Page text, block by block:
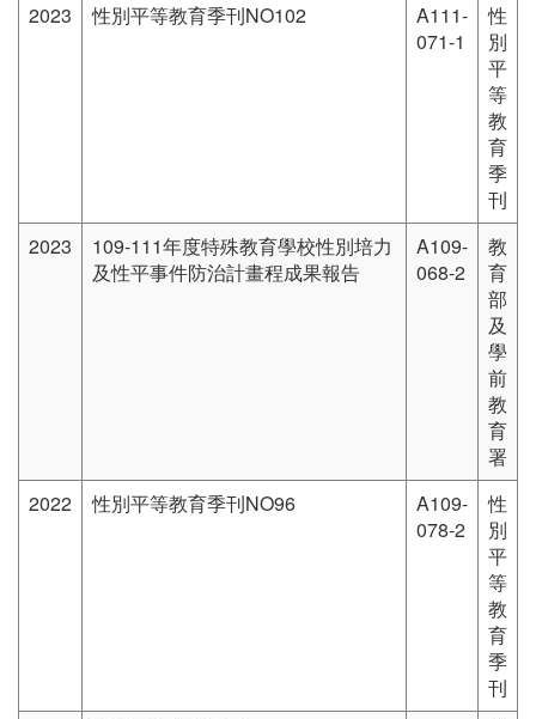
2023
性別平等教育季刊NO102
A111-
071-1
性
別
平
等
教
育
季
刊
2023
109-111年度特殊教育學校性別培力
及性平事件防治計畫程成果報告
A109-
068-2
教
育
部
及
學
前
教
育
署
2022
性別平等教育季刊NO96
A109-
078-2
性
別
平
等
教
育
季
刊